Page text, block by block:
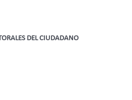
DEL CIUDADANO